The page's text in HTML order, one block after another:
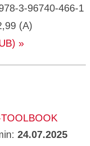
3-96740-466-1
(A)
24.07.2025